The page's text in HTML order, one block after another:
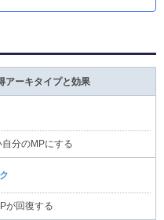
アーキタイプと効果
分のMPにする
が回復する